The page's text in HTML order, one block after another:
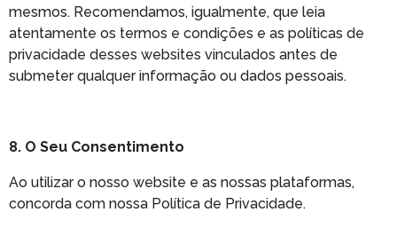
mesmos. Recomendamos, igualmente, que leia
atentamente os termos e condições e as políticas de
privacidade desses websites vinculados antes de
submeter qualquer informação ou dados pessoais.
8. O Seu Consentimento
Ao utilizar o nosso website e as nossas plataformas,
concorda com nossa Política de Privacidade.